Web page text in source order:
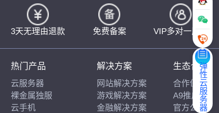
弹性云服务器
3天无理由退款 免费备案 VIP多对一服务
热门产品
云服务器
裸金属独服
云手机
解决方案
网站解决方案
游戏解决方案
金融解决方案
生态合作
合作伙伴
A9推广
官方公告